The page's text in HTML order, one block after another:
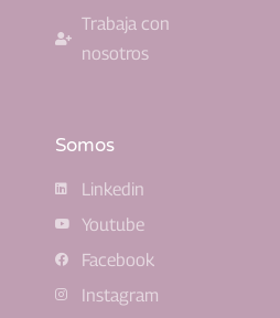
Trabaja con
nosotros
Somos
Linkedin
Youtube
Facebook
Instagram